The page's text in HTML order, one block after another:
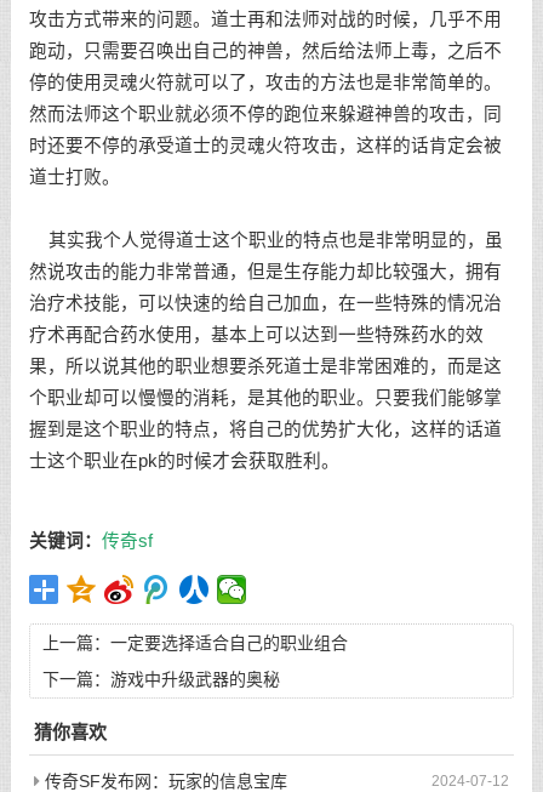
攻击方式带来的问题。道士再和法师对战的时候，几乎不用
跑动，只需要召唤出自己的神兽，然后给法师上毒，之后不
停的使用灵魂火符就可以了，攻击的方法也是非常简单的。
然而法师这个职业就必须不停的跑位来躲避神兽的攻击，同
时还要不停的承受道士的灵魂火符攻击，这样的话肯定会被
道士打败。
其实我个人觉得道士这个职业的特点也是非常明显的，虽
然说攻击的能力非常普通，但是生存能力却比较强大，拥有
治疗术技能，可以快速的给自己加血，在一些特殊的情况治
疗术再配合药水使用，基本上可以达到一些特殊药水的效
果，所以说其他的职业想要杀死道士是非常困难的，而是这
个职业却可以慢慢的消耗，是其他的职业。只要我们能够掌
握到是这个职业的特点，将自己的优势扩大化，这样的话道
士这个职业在pk的时候才会获取胜利。
关键词： 传奇sf
上一篇： 一定要选择适合自己的职业组合
下一篇： 游戏中升级武器的奥秘
猜你喜欢
2024-07-12
传奇SF发布网：玩家的信息宝库